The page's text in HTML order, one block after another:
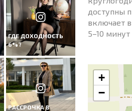
ГДЕ ДОХОДНОСТЬ
6%?
РАССРОЧКА В
доступны
включает
5–10
+
−